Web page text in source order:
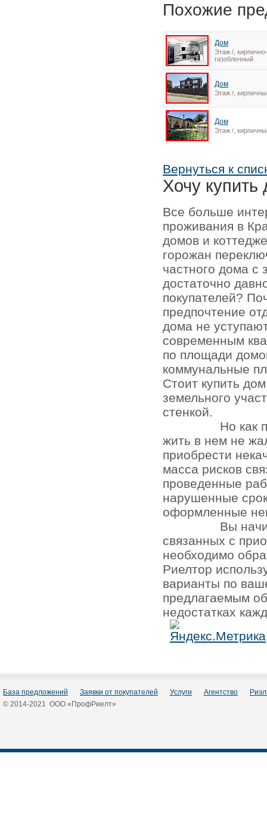
Похожие
Дом
Этаж /, кирпично-
газоблочный
Дом
Этаж /,
Дом
Этаж /,
Вернуться к
Хочу купить
Все больше
проживания в
домов и
горожан
частного дома с
достаточно
покупателей?
предпочтение
дома не
современным
по площади
коммунальные
Стоит купить
земельного
стенкой.
Но как
жить в нем не
приобрести
масса рисков
проведенные
нарушенные
оформленные
Вы
связанных с
необходимо
Риелтор
варианты по
предлагаемым
недостатках
База предложений Заявки от покупателей Услуги Агентство
© 2014-2021 ООО «ПрофРиелт»